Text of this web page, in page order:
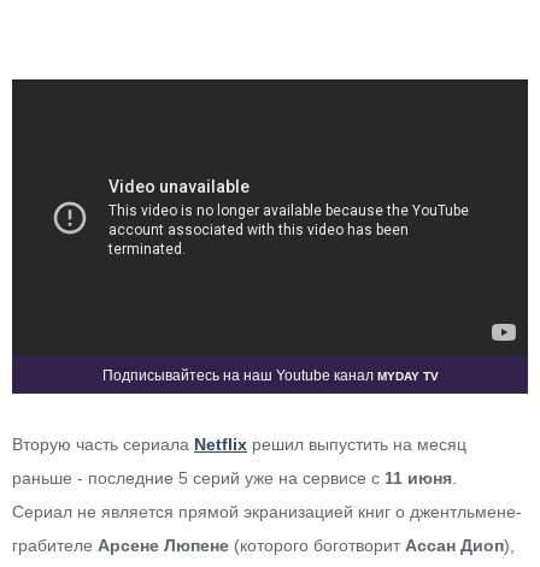
Подписывайтесь на наш Youtube канал Myday TV
Вторую часть сериала Netflix решил выпустить на месяц
раньше - последние 5 серий уже на сервисе с 11 июня
Сериал не является прямой экранизацией книг о джентльмене-
грабителе Арсене Люпене (которого боготворит Ассан Диоп),